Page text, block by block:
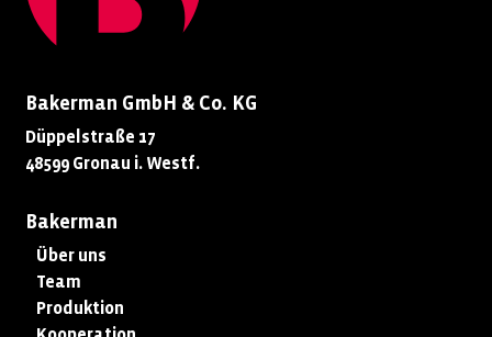
Bakerman GmbH & Co. KG
Düppelstraße 17
48599 Gronau i. Westf.
Bakerman
Über uns
Team
Produktion